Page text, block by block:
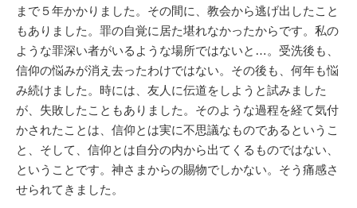
まで５年かかりました。その間に、教会から逃げ出したこと
もありました。罪の自覚に居た堪れなかったからです。私の
ような罪深い者がいるような場所ではないと…。受洗後も、
信仰の悩みが消え去ったわけではない。その後も、何年も悩
み続けました。時には、友人に伝道をしようと試みました
が、失敗したこともありました。そのような過程を経て気付
かされたことは、信仰とは実に不思議なものであるというこ
と、そして、信仰とは自分の内から出てくるものではない、
ということです。神さまからの賜物でしかない。そう痛感さ
せられてきました。